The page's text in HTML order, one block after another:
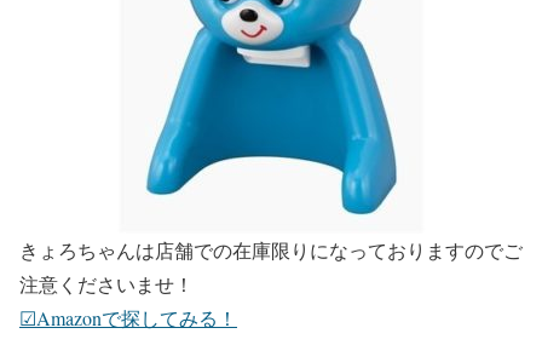
きょろちゃんは店舗での在庫限りになっておりますのでご
注意くださいませ！
☑︎Amazonで探してみる！